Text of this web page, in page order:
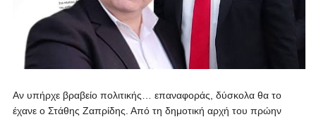
Αν υπήρχε βραβείο πολιτικής… επαναφοράς, δύσκολα θα το
έχανε ο Στάθης Ζαπρίδης. Από τη δημοτική αρχή του πρώην